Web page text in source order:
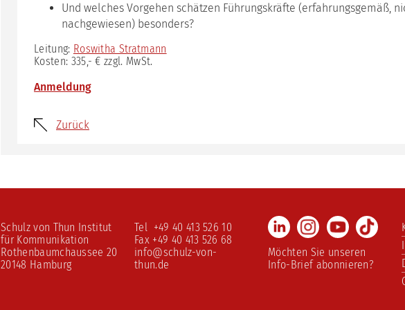
Coaching-
Sommervorlesung
Und welches Vorgehen schätzen Führungskräfte (erfahrungsgemäß,
nachgewiesen) besonders?
Leitung: Roswitha Stratmann
Kosten: 335,- € zzgl. MwSt.
Anmeldung
Zurück
Schulz von Thun Institut
für Kommunikation
Rothenbaumchaussee 20
20148 Hamburg
Tel +49 40 413 526 10
Fax +49 40 413 526 68
info@schulz-von-
thun.de
LinkedInInstagramYoutube
Möchten Sie unseren
Info-Brief abonnieren?